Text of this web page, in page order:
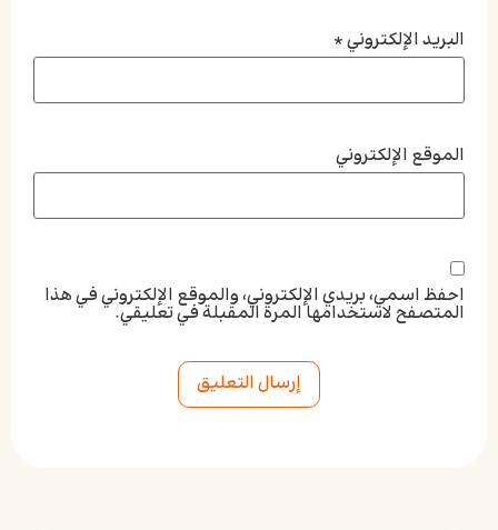
البريد الإلكتروني*
الموقع الإلكتروني
احفظ اسمي، بريدي الإلكتروني، والموقع الإلكتروني في هذا
المتصفح لاستخدامها المرة المقبلة في تعليقي.